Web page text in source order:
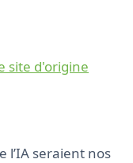
site d'origine
l’IA seraient nos